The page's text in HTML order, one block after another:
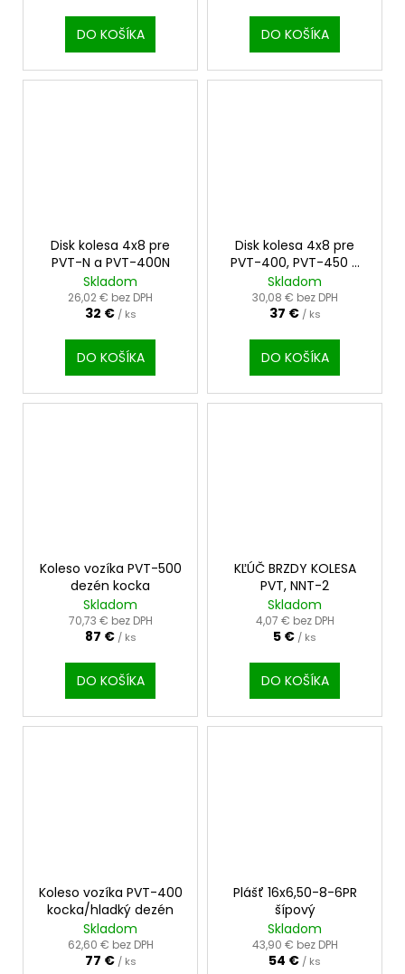
DO KOŠÍKA DO KOŠÍKA
Disk kolesa 4x8 pre
PVT-N a PVT-400N
Skladom
26,02 € bez DPH
32 € / ks
DO KOŠÍKA
Disk kolesa 4x8 pre
PVT-400, PVT-450 a
NNT-2
Skladom
30,08 € bez DPH
37 € / ks
DO KOŠÍKA
Koleso vozíka PVT-500
dezén kocka
Skladom
70,73 € bez DPH
87 € / ks
DO KOŠÍKA
KĽÚČ BRZDY KOLESA
PVT, NNT-2
Skladom
4,07 € bez DPH
5 € / ks
DO KOŠÍKA
Koleso vozíka PVT-400
kocka/hladký dezén
Skladom
62,60 € bez DPH
77 € / ks
Plášť 16x6,50-8-6PR
šípový
Skladom
43,90 € bez DPH
54 € / ks